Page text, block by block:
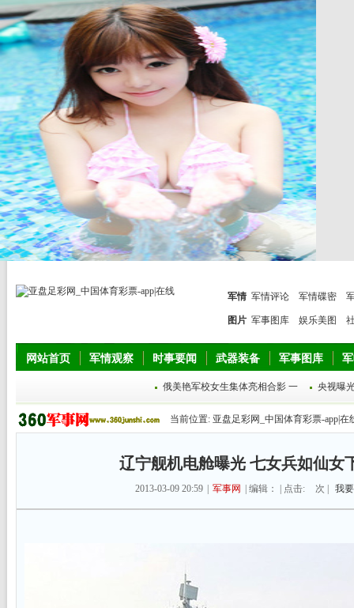
军情 军情评论 军情碟密
图片 军事图库 娱乐美图
网站首页 军情观察 时事要闻 武器装备 军事图库
俄美艳军校女生集体亮相合影 一 央视曝
当前位置: 亚盘足彩网_中国体育彩票-app|在
辽宁舰机电舱曝光 七女兵如仙女
2013-03-09 20:59 军事网 | 编辑： | 点击: 次 | 我